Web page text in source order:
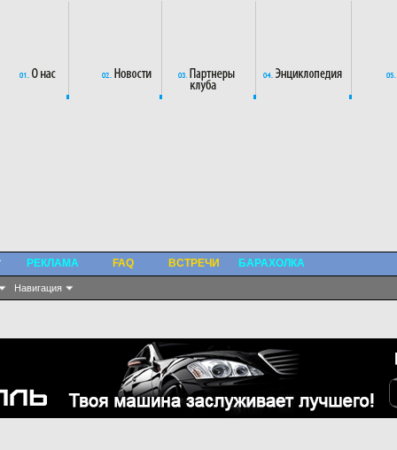
Навигация
РЕКЛАМА FAQ ВСТРЕЧИ БАРАХОЛКА